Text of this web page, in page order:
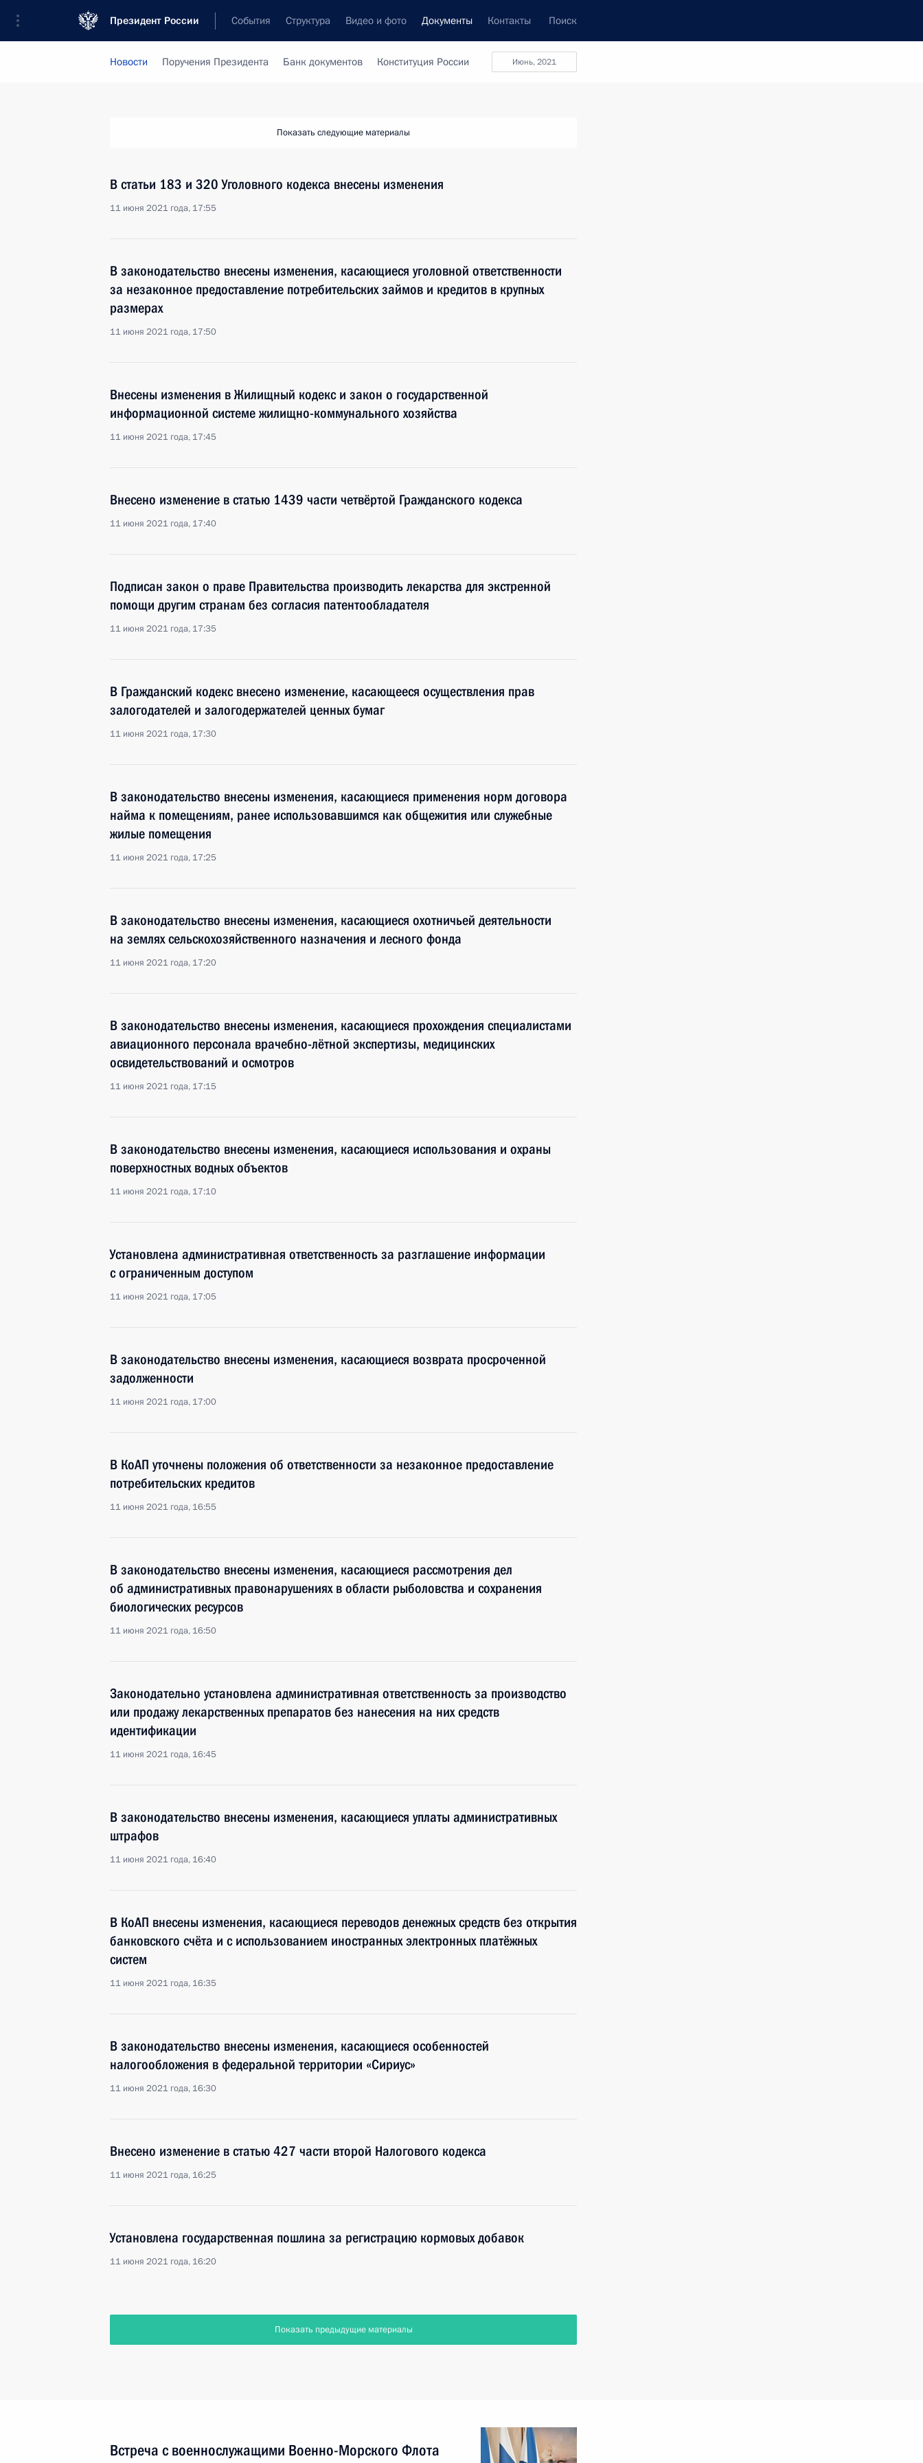
Президент России События Структура Видео и фото Документы Контакты Поиск
Июнь, 2021
Новости Поручения Президента Банк документов Конституция России
Показать следующие материалы
В статьи 183 и 320 Уголовного кодекса внесены изменения
11 июня 2021 года, 17:55
В законодательство внесены изменения, касающиеся уголовной ответственности
за незаконное предоставление потребительских займов и кредитов в крупных
размерах
11 июня 2021 года, 17:50
Внесены изменения в Жилищный кодекс и закон о государственной
информационной системе жилищно-коммунального хозяйства
11 июня 2021 года, 17:45
Внесено изменение в статью 1439 части четвёртой Гражданского кодекса
11 июня 2021 года, 17:40
Подписан закон о праве Правительства производить лекарства для экстренной
помощи другим странам без согласия патентообладателя
11 июня 2021 года, 17:35
В Гражданский кодекс внесено изменение, касающееся осуществления прав
залогодателей и залогодержателей ценных бумаг
11 июня 2021 года, 17:30
В законодательство внесены изменения, касающиеся применения норм договора
найма к помещениям, ранее использовавшимся как общежития или служебные
жилые помещения
11 июня 2021 года, 17:25
В законодательство внесены изменения, касающиеся охотничьей деятельности
на землях сельскохозяйственного назначения и лесного фонда
11 июня 2021 года, 17:20
В законодательство внесены изменения, касающиеся прохождения специалистами
авиационного персонала врачебно-лётной экспертизы, медицинских
освидетельствований и осмотров
11 июня 2021 года, 17:15
В законодательство внесены изменения, касающиеся использования и охраны
поверхностных водных объектов
11 июня 2021 года, 17:10
Установлена административная ответственность за разглашение информации
с ограниченным доступом
11 июня 2021 года, 17:05
В законодательство внесены изменения, касающиеся возврата просроченной
задолженности
11 июня 2021 года, 17:00
В КоАП уточнены положения об ответственности за незаконное предоставление
потребительских кредитов
11 июня 2021 года, 16:55
В законодательство внесены изменения, касающиеся рассмотрения дел
об административных правонарушениях в области рыболовства и сохранения
биологических ресурсов
11 июня 2021 года, 16:50
Законодательно установлена административная ответственность за производство
или продажу лекарственных препаратов без нанесения на них средств
идентификации
11 июня 2021 года, 16:45
В законодательство внесены изменения, касающиеся уплаты административных
штрафов
11 июня 2021 года, 16:40
В КоАП внесены изменения, касающиеся переводов денежных средств без открытия
банковского счёта и с использованием иностранных электронных платёжных
систем
11 июня 2021 года, 16:35
В законодательство внесены изменения, касающиеся особенностей
налогообложения в федеральной территории «Сириус»
11 июня 2021 года, 16:30
Внесено изменение в статью 427 части второй Налогового кодекса
11 июня 2021 года, 16:25
Установлена государственная пошлина за регистрацию кормовых добавок
11 июня 2021 года, 16:20
Показать предыдущие материалы
Встреча с военнослужащими Военно-Морского Флота